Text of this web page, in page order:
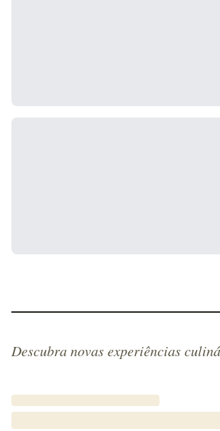
Descubra novas experiências